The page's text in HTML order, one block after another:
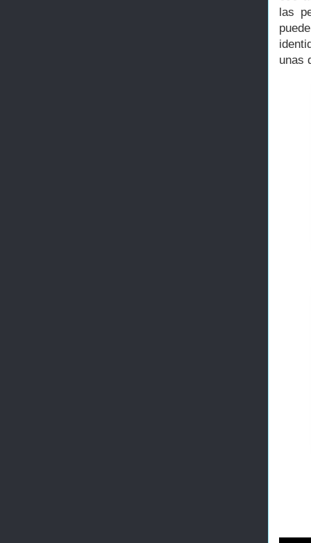
las
unas